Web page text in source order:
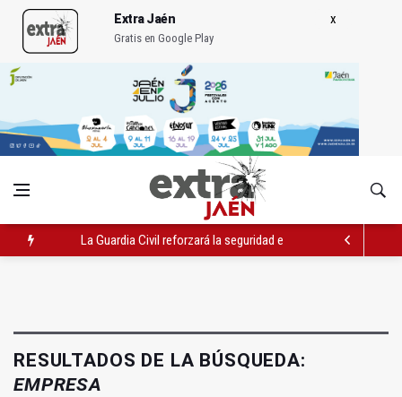
Extra Jaén
Gratis en Google Play
La Guardia Civil reforzará la seguridad el 12 de agosto por el
RESULTADOS DE LA BÚSQUEDA:
EMPRESA